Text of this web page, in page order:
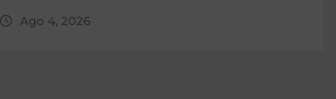
Ago 4, 2026